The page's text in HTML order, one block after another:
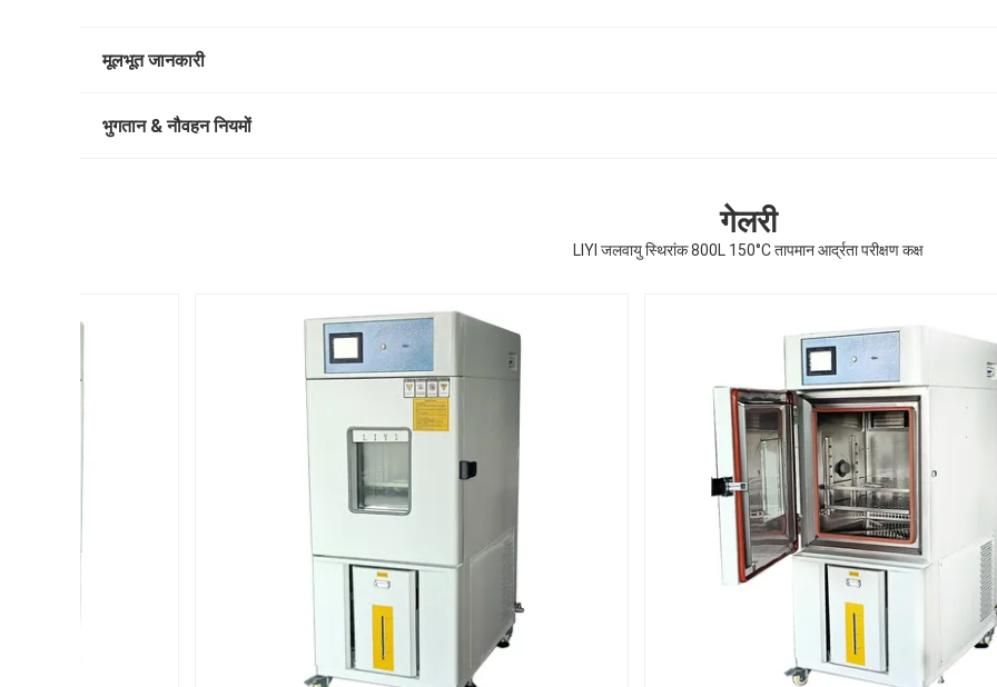
मूलभूत जानकारी
भुगतान & नौवहन नियमों
गेलरी
LIYI जलवायु स्थिरांक 800L 150°C तापमान आर्द्रता परीक्षण कक्ष